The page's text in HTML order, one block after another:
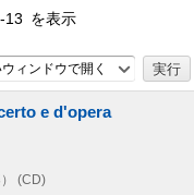
13 を表示
ィンドウで開く
e d'opera
(CD)